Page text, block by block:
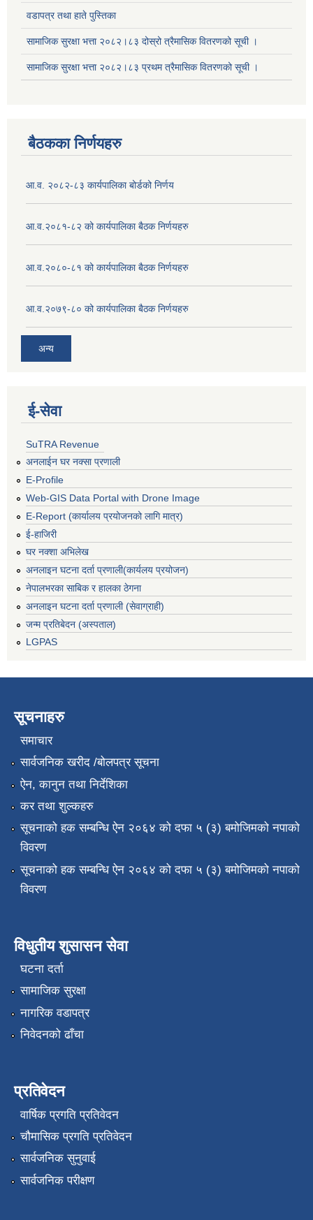
वडापत्र तथा हाते पुस्तिका
सामाजिक सुरक्षा भत्ता २०८२।८३ दोस्रो त्रैमासिक वितरणको सूची ।
सामाजिक सुरक्षा भत्ता २०८२।८३ प्रथम त्रैमासिक वितरणको सूची ।
बैठकका निर्णयहरु
आ.व. २०८२-८३ कार्यपालिका बोर्डको निर्णय
आ.व.२०८१-८२ को कार्यपालिका बैठक निर्णयहरु
आ.व.२०८०-८१ को कार्यपालिका बैठक निर्णयहरु
आ.व.२०७९-८० को कार्यपालिका बैठक निर्णयहरु
अन्य
ई‍-सेवा
SuTRA Revenue
अनलाईन घर नक्सा प्रणाली
E-Profile
Web-GIS Data Portal with Drone Image
E-Report (कार्यालय प्रयोजनको लागि मात्र)
ई-हाजिरी
घर नक्शा अभिलेख
अनलाइन घटना दर्ता प्रणाली(कार्यलय प्रयोजन)
नेपालभरका साबिक र हालका ठेगना
अनलाइन घटना दर्ता प्रणाली (सेवाग्राही)
जन्म प्रतिबेदन (अस्पताल)
LGPAS
सूचनाहरु
समाचार
सार्वजनिक खरीद /बोलपत्र सूचना
ऐन, कानुन तथा निर्देशिका
कर तथा शुल्कहरु
सूचनाको हक सम्बन्धि ऐन २०६४ को दफा ५ (३) बमोजिमको नपाको
विवरण
सूचनाको हक सम्बन्धि ऐन २०६४ को दफा ५ (३) बमोजिमको नपाको
विवरण
विधुतीय शुसासन सेवा
घटना दर्ता
सामाजिक सुरक्षा
नागरिक वडापत्र
निवेदनको ढाँचा
प्रतिवेदन
वार्षिक प्रगति प्रतिवेदन
चौमासिक प्रगति प्रतिवेदन
सार्वजनिक सुनुवाई
सार्वजनिक परीक्षण